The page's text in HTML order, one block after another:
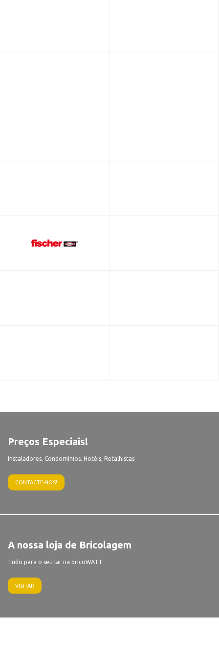
Preços Especiais!
Instaladores, Condomínios, Hotéis, Retalhistas
CONTACTE-NOS!
A nossa loja de Bricolagem
Tudo para o seu lar na bricoWATT
VISITAR